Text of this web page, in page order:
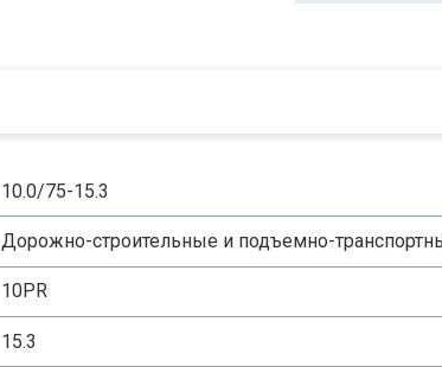
10.0/75-15.3
Дорожно-строительные и подъемно-
10PR
15.3